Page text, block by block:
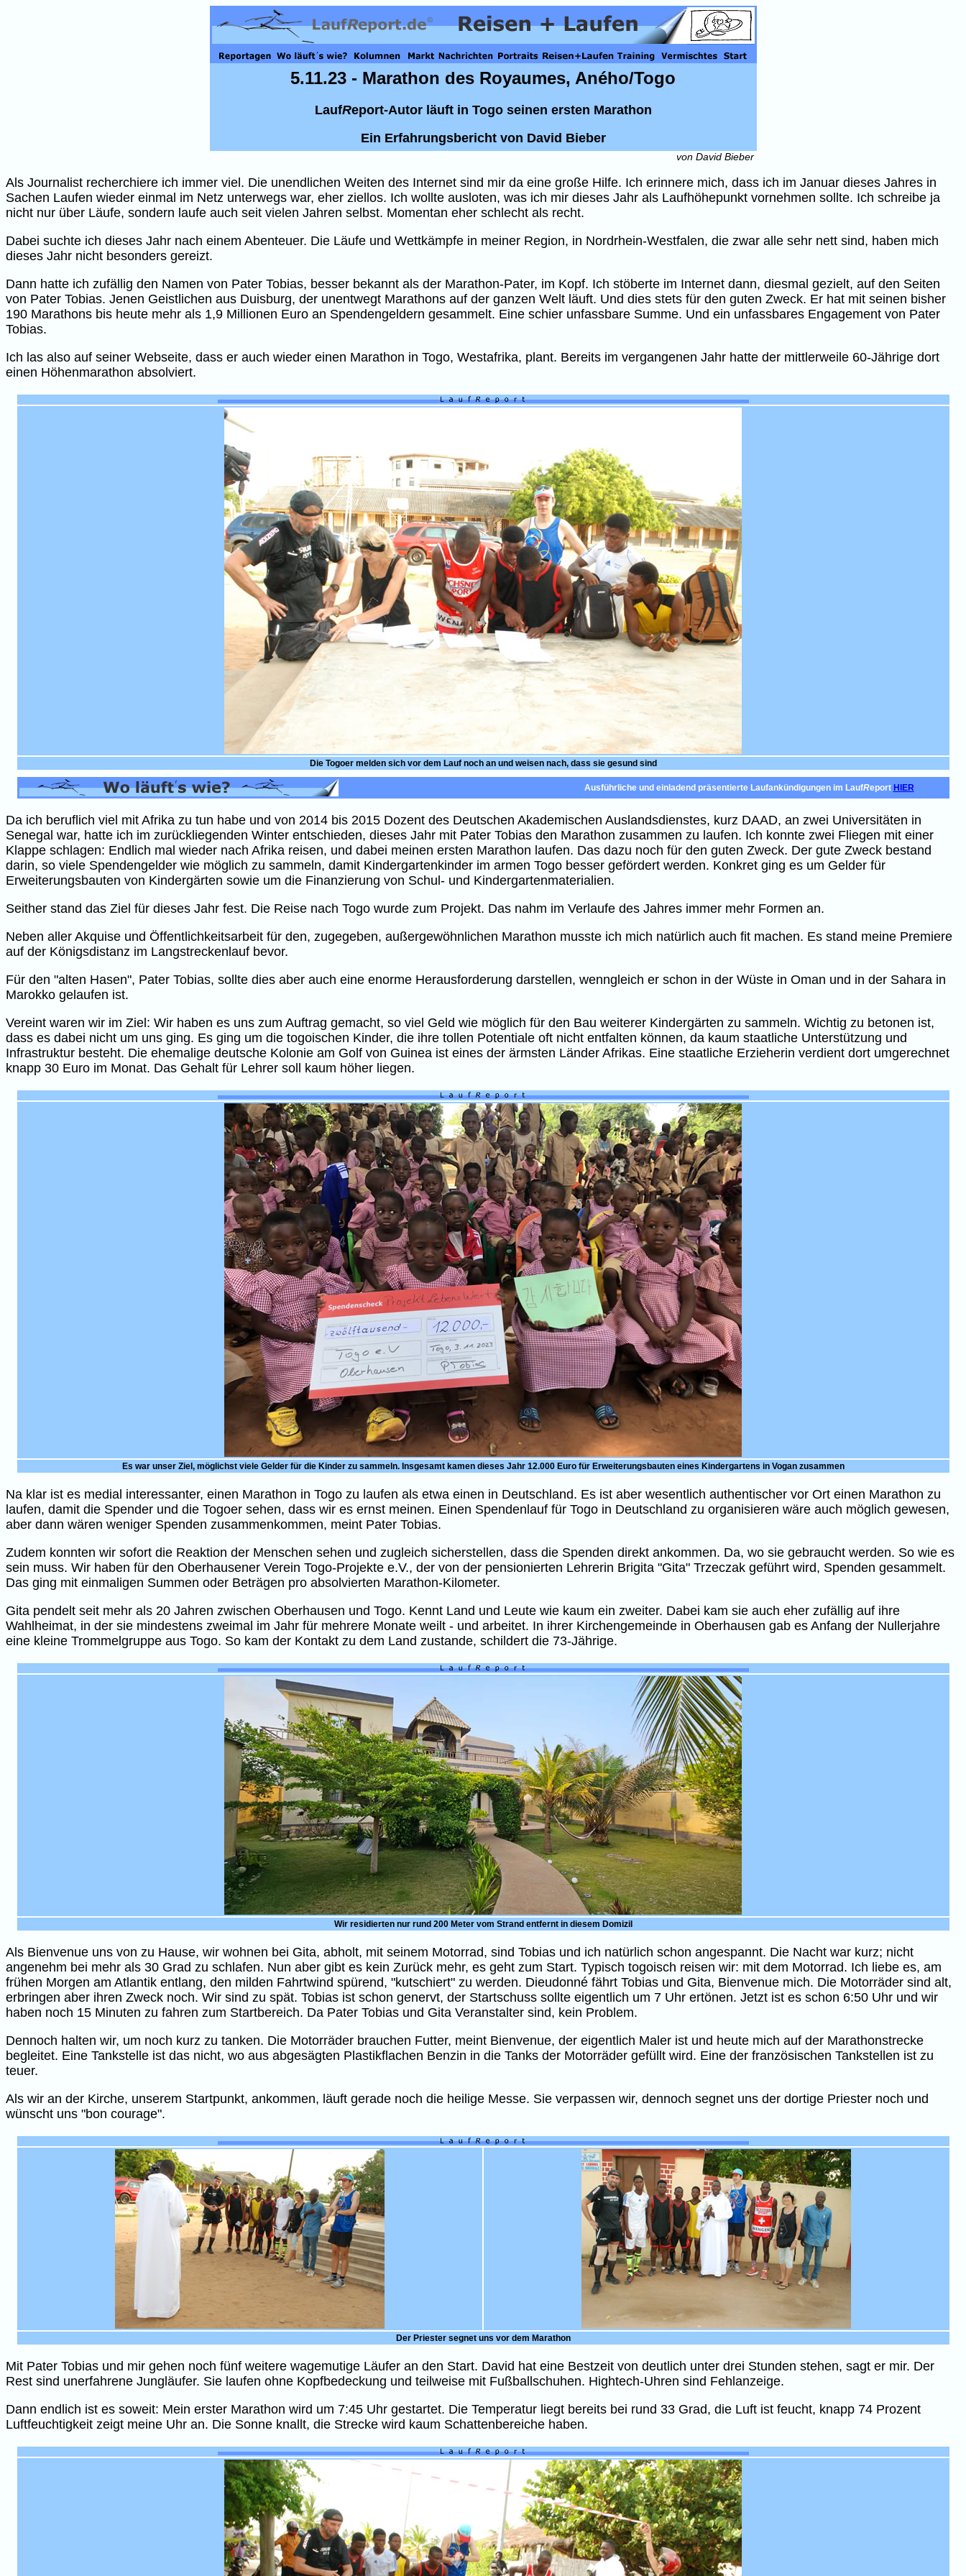
5.11.23 - Marathon des Royaumes, Aného/Togo
LaufReport-Autor läuft in Togo seinen ersten Marathon
Ein Erfahrungsbericht von David Bieber
von David Bieber
Als Journalist recherchiere ich immer viel. Die unendlichen Weiten des Internet sind mir da eine große Hilfe. Ich erinnere mich, dass ich im Januar dieses Jahres in
Sachen Laufen wieder einmal im Netz unterwegs war, eher ziellos. Ich wollte ausloten, was ich mir dieses Jahr als Laufhöhepunkt vornehmen sollte. Ich schreibe ja
nicht nur über Läufe, sondern laufe auch seit vielen Jahren selbst. Momentan eher schlecht als recht.
Dabei suchte ich dieses Jahr nach einem Abenteuer. Die Läufe und Wettkämpfe in meiner Region, in Nordrhein-Westfalen, die zwar alle sehr nett sind, haben mich
dieses Jahr nicht besonders gereizt.
Dann hatte ich zufällig den Namen von Pater Tobias, besser bekannt als der Marathon-Pater, im Kopf. Ich stöberte im Internet dann, diesmal gezielt, auf den Seiten
von Pater Tobias. Jenen Geistlichen aus Duisburg, der unentwegt Marathons auf der ganzen Welt läuft. Und dies stets für den guten Zweck. Er hat mit seinen bisher
190 Marathons bis heute mehr als 1,9 Millionen Euro an Spendengeldern gesammelt. Eine schier unfassbare Summe. Und ein unfassbares Engagement von Pater
Tobias.
Ich las also auf seiner Webseite, dass er auch wieder einen Marathon in Togo, Westafrika, plant. Bereits im vergangenen Jahr hatte der mittlerweile 60-Jährige dort
einen Höhenmarathon absolviert.
Die Togoer melden sich vor dem Lauf noch an und weisen nach, dass sie gesund sind
Ausführliche und einladend präsentierte Laufankündigungen im LaufReport HIER
Da ich beruflich viel mit Afrika zu tun habe und von 2014 bis 2015 Dozent des Deutschen Akademischen Auslandsdienstes, kurz DAAD, an zwei Universitäten in
Senegal war, hatte ich im zurückliegenden Winter entschieden, dieses Jahr mit Pater Tobias den Marathon zusammen zu laufen. Ich konnte zwei Fliegen mit einer
Klappe schlagen: Endlich mal wieder nach Afrika reisen, und dabei meinen ersten Marathon laufen. Das dazu noch für den guten Zweck. Der gute Zweck bestand
darin, so viele Spendengelder wie möglich zu sammeln, damit Kindergartenkinder im armen Togo besser gefördert werden. Konkret ging es um Gelder für
Erweiterungsbauten von Kindergärten sowie um die Finanzierung von Schul- und Kindergartenmaterialien.
Seither stand das Ziel für dieses Jahr fest. Die Reise nach Togo wurde zum Projekt. Das nahm im Verlaufe des Jahres immer mehr Formen an.
Neben aller Akquise und Öffentlichkeitsarbeit für den, zugegeben, außergewöhnlichen Marathon musste ich mich natürlich auch fit machen. Es stand meine Premiere
auf der Königsdistanz im Langstreckenlauf bevor.
Für den "alten Hasen", Pater Tobias, sollte dies aber auch eine enorme Herausforderung darstellen, wenngleich er schon in der Wüste in Oman und in der Sahara in
Marokko gelaufen ist.
Vereint waren wir im Ziel: Wir haben es uns zum Auftrag gemacht, so viel Geld wie möglich für den Bau weiterer Kindergärten zu sammeln. Wichtig zu betonen ist,
dass es dabei nicht um uns ging. Es ging um die togoischen Kinder, die ihre tollen Potentiale oft nicht entfalten können, da kaum staatliche Unterstützung und
Infrastruktur besteht. Die ehemalige deutsche Kolonie am Golf von Guinea ist eines der ärmsten Länder Afrikas. Eine staatliche Erzieherin verdient dort umgerechnet
knapp 30 Euro im Monat. Das Gehalt für Lehrer soll kaum höher liegen.
Es war unser Ziel, möglichst viele Gelder für die Kinder zu sammeln. Insgesamt kamen dieses Jahr 12.000 Euro für Erweiterungsbauten eines Kindergartens in Vogan zusammen
Na klar ist es medial interessanter, einen Marathon in Togo zu laufen als etwa einen in Deutschland. Es ist aber wesentlich authentischer vor Ort einen Marathon zu
laufen, damit die Spender und die Togoer sehen, dass wir es ernst meinen. Einen Spendenlauf für Togo in Deutschland zu organisieren wäre auch möglich gewesen,
aber dann wären weniger Spenden zusammenkommen, meint Pater Tobias.
Zudem konnten wir sofort die Reaktion der Menschen sehen und zugleich sicherstellen, dass die Spenden direkt ankommen. Da, wo sie gebraucht werden. So wie es
sein muss. Wir haben für den Oberhausener Verein Togo-Projekte e.V., der von der pensionierten Lehrerin Brigita "Gita" Trzeczak geführt wird, Spenden gesammelt.
Das ging mit einmaligen Summen oder Beträgen pro absolvierten Marathon-Kilometer.
Gita pendelt seit mehr als 20 Jahren zwischen Oberhausen und Togo. Kennt Land und Leute wie kaum ein zweiter. Dabei kam sie auch eher zufällig auf ihre
Wahlheimat, in der sie mindestens zweimal im Jahr für mehrere Monate weilt - und arbeitet. In ihrer Kirchengemeinde in Oberhausen gab es Anfang der Nullerjahre
eine kleine Trommelgruppe aus Togo. So kam der Kontakt zu dem Land zustande, schildert die 73-Jährige.
Wir residierten nur rund 200 Meter vom Strand entfernt in diesem Domizil
Als Bienvenue uns von zu Hause, wir wohnen bei Gita, abholt, mit seinem Motorrad, sind Tobias und ich natürlich schon angespannt. Die Nacht war kurz; nicht
angenehm bei mehr als 30 Grad zu schlafen. Nun aber gibt es kein Zurück mehr, es geht zum Start. Typisch togoisch reisen wir: mit dem Motorrad. Ich liebe es, am
frühen Morgen am Atlantik entlang, den milden Fahrtwind spürend, "kutschiert" zu werden. Dieudonné fährt Tobias und Gita, Bienvenue mich. Die Motorräder sind alt,
erbringen aber ihren Zweck noch. Wir sind zu spät. Tobias ist schon genervt, der Startschuss sollte eigentlich um 7 Uhr ertönen. Jetzt ist es schon 6:50 Uhr und wir
haben noch 15 Minuten zu fahren zum Startbereich. Da Pater Tobias und Gita Veranstalter sind, kein Problem.
Dennoch halten wir, um noch kurz zu tanken. Die Motorräder brauchen Futter, meint Bienvenue, der eigentlich Maler ist und heute mich auf der Marathonstrecke
begleitet. Eine Tankstelle ist das nicht, wo aus abgesägten Plastikflachen Benzin in die Tanks der Motorräder gefüllt wird. Eine der französischen Tankstellen ist zu
teuer.
Als wir an der Kirche, unserem Startpunkt, ankommen, läuft gerade noch die heilige Messe. Sie verpassen wir, dennoch segnet uns der dortige Priester noch und
wünscht uns "bon courage".
Der Priester segnet uns vor dem Marathon
Mit Pater Tobias und mir gehen noch fünf weitere wagemutige Läufer an den Start. David hat eine Bestzeit von deutlich unter drei Stunden stehen, sagt er mir. Der
Rest sind unerfahrene Jungläufer. Sie laufen ohne Kopfbedeckung und teilweise mit Fußballschuhen. Hightech-Uhren sind Fehlanzeige.
Dann endlich ist es soweit: Mein erster Marathon wird um 7:45 Uhr gestartet. Die Temperatur liegt bereits bei rund 33 Grad, die Luft ist feucht, knapp 74 Prozent
Luftfeuchtigkeit zeigt meine Uhr an. Die Sonne knallt, die Strecke wird kaum Schattenbereiche haben.